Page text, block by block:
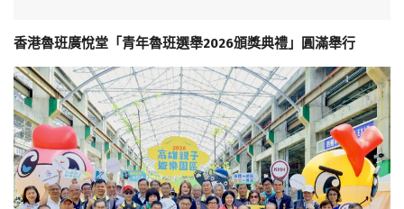
香港魯班廣悅堂「青年魯班選舉2026頒獎典禮」圓滿舉行